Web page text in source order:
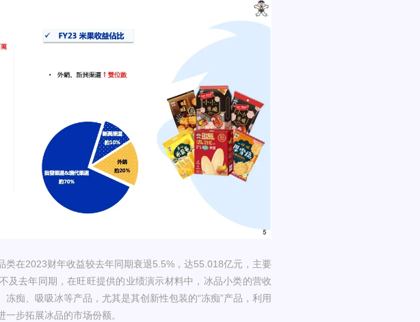
类在2023财年收益较去年同期衰退5.5%，达55.018亿元，主要
及去年同期，在旺旺提供的业绩演示材料中，冰品小类的营收
痴、吸吸冰等产品，尤其是其创新性包装的“冻痴”产品，利用
步拓展冰品的市场份额。